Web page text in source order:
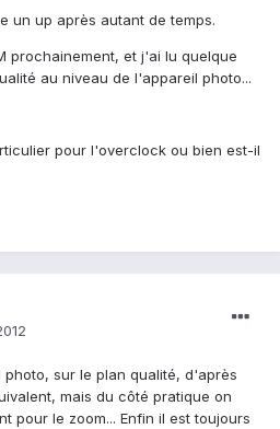
un up après autant de temps.
prochainement, et j'ai lu quelque
au niveau de l'appareil photo...
pour l'overclock ou bien est-il
sur le plan qualité, d'après
mais du côté pratique on
pour le zoom... Enfin il est toujours